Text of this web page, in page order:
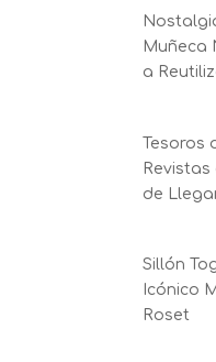
Muñeca
a
Tesoros
de
Sillón
Icónico
Roset